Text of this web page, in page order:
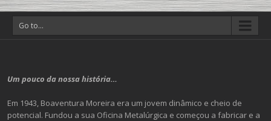
Go to...
Um pouco da nossa história…
Em 1943, Boaventura Moreira era um jovem dinâmico e cheio de
potencial. Fundou a sua Oficina Metalúrgica e começou a fabricar e a